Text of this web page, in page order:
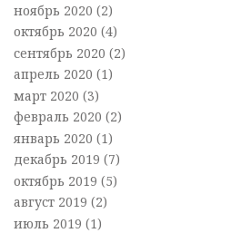
ноябрь 2020 (2)
октябрь 2020 (4)
сентябрь 2020 (2)
апрель 2020 (1)
март 2020 (3)
февраль 2020 (2)
январь 2020 (1)
декабрь 2019 (7)
октябрь 2019 (5)
август 2019 (2)
июль 2019 (1)